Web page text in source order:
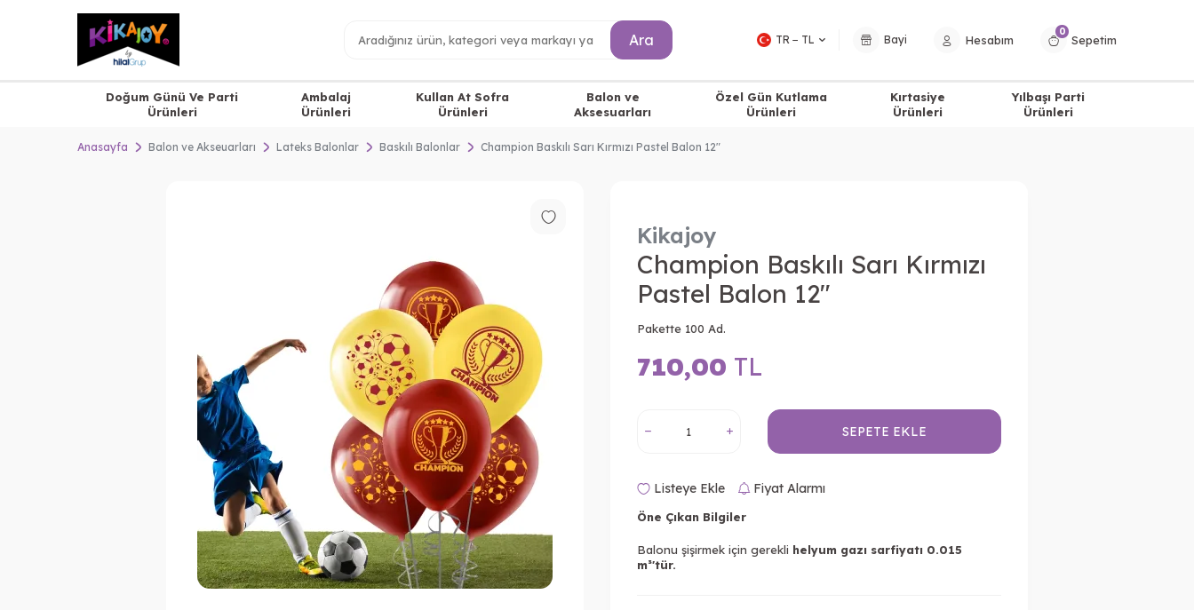
Ara TR − TL Bayi Hesabım
0
Sepetim
Doğum Günü Ve Parti
Ürünleri
Ambalaj
Ürünleri
Kullan At Sofra
Ürünleri
Balon ve
Aksesuarları
Özel Gün Kutlama
Ürünleri
Kırtasiye
Ürünleri
Yılbaşı Parti
Ürünleri
Anasayfa Balon ve Akseuarları Lateks Balonlar Baskılı Balonlar Champion Baskılı Sarı Kırmızı Pastel Balon 12"
Kikajoy
Champion Baskılı Sarı Kırmızı
Pastel Balon 12"
Pakette 100 Ad.
710,00 TL
SEPETE EKLE
Listeye Ekle Fiyat Alarmı
Öne Çıkan Bilgiler
Balonu şişirmek için gerekli helyum gazı sarfiyatı 0.015
m³'tür.